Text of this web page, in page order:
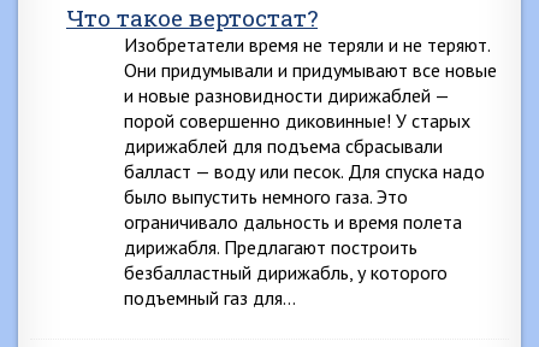
Что такое вертостат?
Изобретатели время не теряли и не теряют.
Они придумывали и придумывают все новые
и новые разновидности дирижаблей —
порой совершенно диковинные! У старых
дирижаблей для подъема сбрасывали
балласт — воду или песок. Для спуска надо
было выпустить немного газа. Это
ограничивало дальность и время полета
дирижабля. Предлагают построить
безбалластный дирижабль, у которого
подъемный газ для…